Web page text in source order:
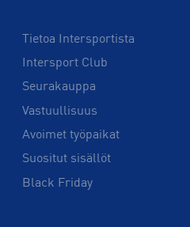
Tietoa Intersportista
Intersport Club
Seurakauppa
Vastuullisuus
Avoimet työpaikat
Suositut sisällöt
Black Friday